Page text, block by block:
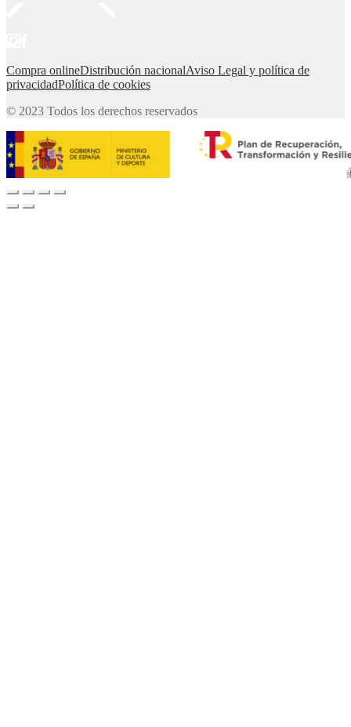
Compra onlineDistribución nacionalAviso Legal y política de
privacidadPolítica de cookies
© 2023 Todos los derechos reservados